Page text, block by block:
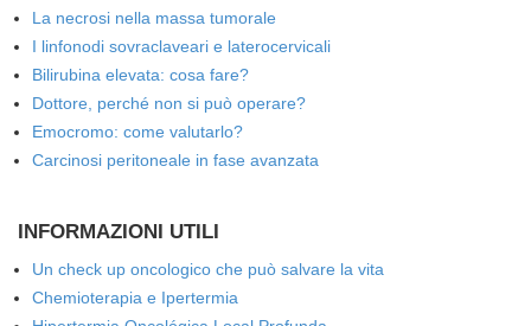
La necrosi nella massa tumorale
I linfonodi sovraclaveari e laterocervicali
Bilirubina elevata: cosa fare?
Dottore, perché non si può operare?
Emocromo: come valutarlo?
Carcinosi peritoneale in fase avanzata
INFORMAZIONI UTILI
Un check up oncologico che può salvare la vita
Chemioterapia e Ipertermia